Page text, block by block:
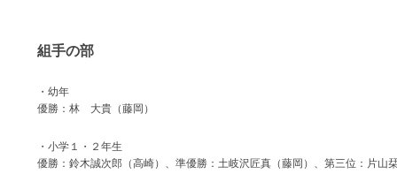
組手の部
・幼年
優勝：林 大貴（藤岡）
・小学１・２年生
優勝：鈴木誠次郎（高崎）、準優勝：土岐沢匠真（藤岡）、第三位：片山